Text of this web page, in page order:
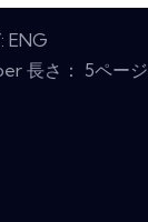
ENG
長さ： 5ページ